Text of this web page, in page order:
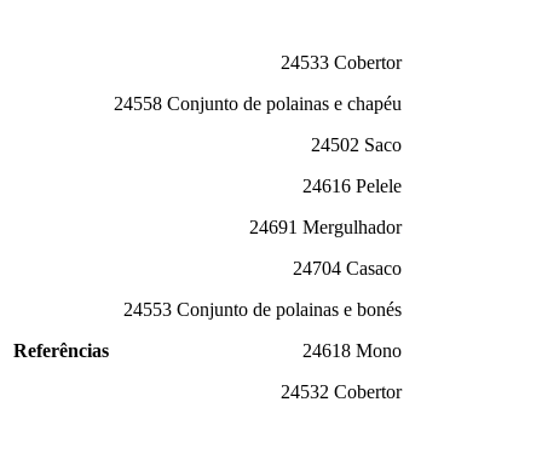
Referências
24533 Cobertor
24558 Conjunto de polainas e chapéu
24502 Saco
24616 Pelele
24691 Mergulhador
24704 Casaco
24553 Conjunto de polainas e bonés
24618 Mono
24532 Cobertor